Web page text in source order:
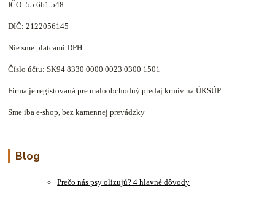
IČO: 55 661 548
DIČ: 2122056145
Nie sme platcami DPH
Číslo účtu: SK94 8330 0000 0023 0300 1501
Firma je registovaná pre maloobchodný predaj krmív na ÚKSÚP.
Sme iba e-shop, bez kamennej prevádzky
Blog
Prečo nás psy olizujú? 4 hlavné dôvody